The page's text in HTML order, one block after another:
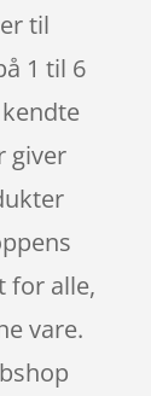
til
1 til 6
giver
for alle,
vare.